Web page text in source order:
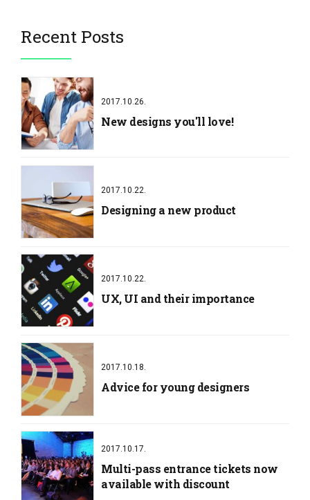
Recent Posts
2017.10.26.
New designs you'll love!
2017.10.22.
Designing a new product
2017.10.22.
UX, UI and their importance
2017.10.18.
Advice for young designers
2017.10.17.
Multi-pass entrance tickets now
available with discount